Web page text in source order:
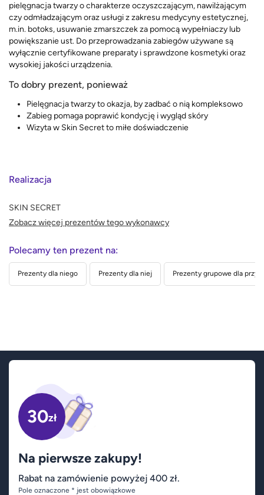
pielęgnacja twarzy o charakterze oczyszczającym, nawilżającym
czy odmładzającym oraz usługi z zakresu medycyny estetycznej,
m.in. botoks, usuwanie zmarszczek za pomocą wypełniaczy lub
powiększanie ust. Do przeprowadzania zabiegów używane są
wyłącznie certyfikowane preparaty i sprawdzone kosmetyki oraz
wysokiej jakości urządzenia.
To dobry prezent, ponieważ
Pielęgnacja twarzy to okazja, by zadbać o nią kompleksowo
Zabieg pomaga poprawić kondycję i wygląd skóry
Wizyta w Skin Secret to miłe doświadczenie
Realizacja
SKIN SECRET
Zobacz więcej prezentów tego wykonawcy
Polecamy ten prezent na:
Prezenty dla niego Prezenty dla niej Prezenty grupowe dla
30zł
Na pierwsze zakupy!
Rabat na zamówienie powyżej 400 zł.
Pole oznaczone * jest obowiązkowe